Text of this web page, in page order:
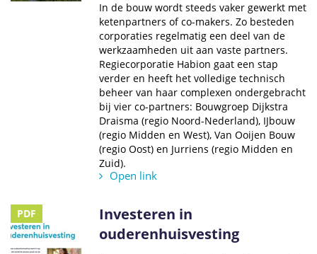
In de bouw wordt steeds vaker gewerkt met
ketenpartners of co-makers. Zo besteden
corporaties regelmatig een deel van de
werkzaamheden uit aan vaste partners.
Regiecorporatie Habion gaat een stap
verder en heeft het volledige technisch
beheer van haar complexen ondergebracht
bij vier co-partners: Bouwgroep Dijkstra
Draisma (regio Noord-Nederland), IJbouw
(regio Midden en West), Van Ooijen Bouw
(regio Oost) en Jurriens (regio Midden en
Zuid).
Open link
PDF
Investeren in
ouderenhuisvesting